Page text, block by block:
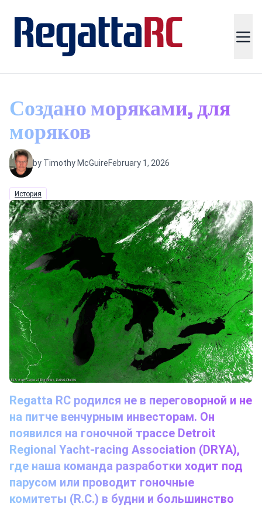
Создано моряками, для
моряков
by Timothy McGuireFebruary 1, 2026
История
Regatta RC родился не в переговорной и не
на питче венчурным инвесторам. Он
появился на гоночной трассе Detroit
Regional Yacht-racing Association (DRYA),
где наша команда разработки ходит под
парусом или проводит гоночные
комитеты (R.C.) в будни и большинство